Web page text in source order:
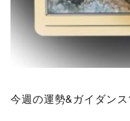
今週の運勢&ガイダンス